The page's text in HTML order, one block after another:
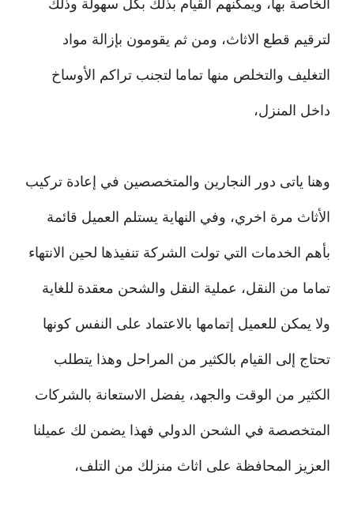
الخاصة بها، ويمكنهم القيام بذلك بكل سهولة وذلك
لترقيم قطع الاثاث، ومن ثم يقومون بإزالة مواد
التغليف والتخلص منها تماما لتجنب تراكم الأوساخ
داخل المنزل،
وهنا ياتى دور النجارين والمتخصصين في إعادة تركيب
الأثاث مرة اخري، وفي النهاية يستلم العميل قائمة
بأهم الخدمات التي تولت الشركة تنفيذها لحين الانتهاء
تماما من النقل، عملية النقل والشحن معقدة للغاية
ولا يمكن للعميل إتمامها بالاعتماد على النفس كونها
تحتاج إلى القيام بالكثير من المراحل وهذا يتطلب
الكثير من الوقت والجهد، يفضل الاستعانة بالشركات
المتخصصة في الشحن الدولي فهذا يضمن لك عميلنا
العزيز المحافظة على اثاث منزلك من التلف،